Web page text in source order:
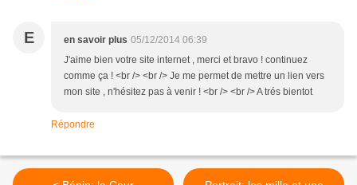
E en savoir plus 05/12/2014 06:39
J'aime bien votre site internet , merci et bravo ! continuez
comme ça ! <br /> <br /> Je me permet de mettre un lien vers
mon site , n'hésitez pas à venir ! <br /> <br /> A trés bientot
Répondre